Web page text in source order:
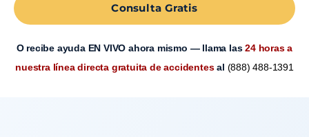
Consulta Gratis
O recibe ayuda EN VIVO ahora mismo — llama las24 horas a
nuestra línea directa gratuita de accidentesal (888) 488-1391